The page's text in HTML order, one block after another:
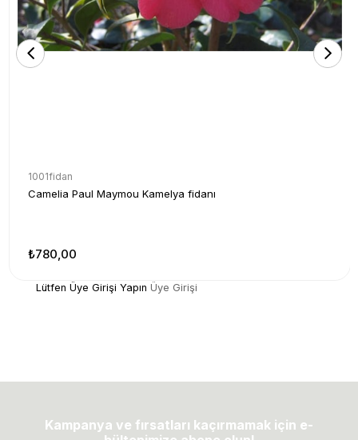
1001fidan
Camelia Paul Maymou Kamelya fidanı
₺780,00
Lütfen Üye Girişi Yapın Üye Girişi
Kampanya ve fırsatları kaçırmamak için e-